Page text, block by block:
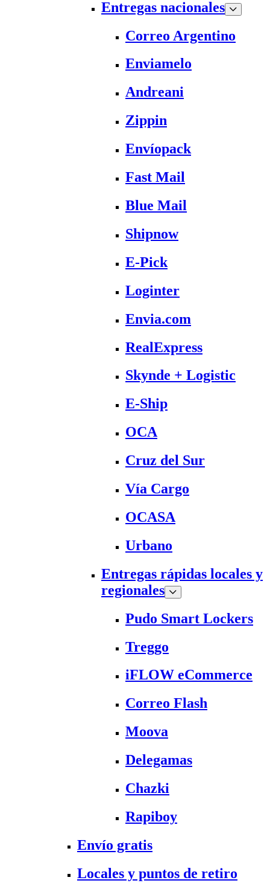
Entregas nacionales
Correo Argentino
Enviamelo
Andreani
Zippin
Envíopack
Fast Mail
Blue Mail
Shipnow
E-Pick
Loginter
Envia.com
RealExpress
Skynde + Logistic
E-Ship
OCA
Cruz del Sur
Vía Cargo
OCASA
Urbano
Entregas rápidas locales y
regionales
Pudo Smart Lockers
Treggo
iFLOW eCommerce
Correo Flash
Moova
Delegamas
Chazki
Rapiboy
Envío gratis
Locales y puntos de retiro